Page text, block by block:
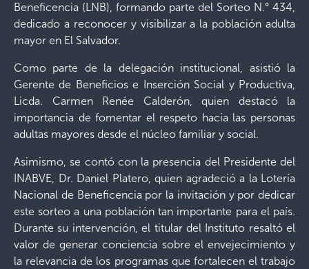
Beneficencia (LNB), formando parte del Sorteo N.° 434,
dedicado a reconocer y visibilizar a la población adulta
mayor en El Salvador.
Como parte de la delegación institucional, asistió la
Gerente de Beneficios e Inserción Social y Productiva,
Licda. Carmen Renée Calderón, quien destacó la
importancia de fomentar el respeto hacia las personas
adultas mayores desde el núcleo familiar y social.
Asimismo, se contó con la presencia del Presidente del
INABVE, Dr. Daniel Platero, quien agradeció a la Lotería
Nacional de Beneficencia por la invitación y por dedicar
este sorteo a una población tan importante para el país.
Durante su intervención, el titular del Instituto resaltó el
valor de generar conciencia sobre el envejecimiento y
la relevancia de los programas que fortalecen el trabajo